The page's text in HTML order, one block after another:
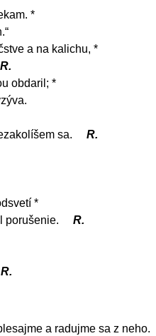
*
a na kalichu, *
R.
obdaril; *
sa.
R.
*
porušenie.
R.
R.
a radujme sa z neho.